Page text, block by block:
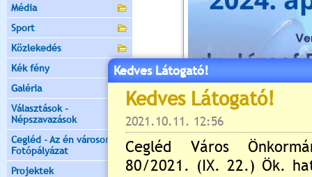
Média
Sport
Közlekedés
Kék fény
Galéria
Választások -
Népszavazások
Cegléd - Az én városom -
Fotópályázat
Projektek
Kedves Látogató!